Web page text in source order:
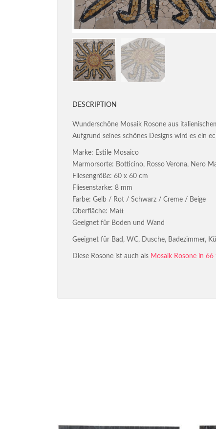
DESCRIPTION
Wunderschöne Mosaik Rosone aus
Aufgrund seines schönes Designs wird es ein
Marke: Estile Mosaico
Marmorsorte: Botticino, Rosso Verona, Nero
Fliesengröße: 60 x 60 cm
Fliesenstarke: 8 mm
Farbe: Gelb / Rot / Schwarz / Creme / Beige
Oberfläche: Matt
Geeignet für Boden und Wand
Geeignet für Bad, WC, Dusche, Badezimmer,
Diese Rosone ist auch als Mosaik Rosone in 66